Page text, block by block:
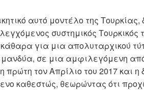
αυτό μοντέλο της
συστημικός
για μια απολυταρχικού
μανδύα, σε μια αμφιλεγόμενη
τον Απρίλιο του 2017 και η
καθεστώς, θεωρώντας ότι